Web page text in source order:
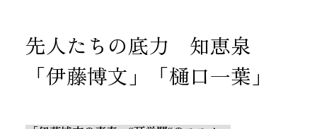
先人たちの底力 知恵泉
「伊藤博文」「樋口一葉」